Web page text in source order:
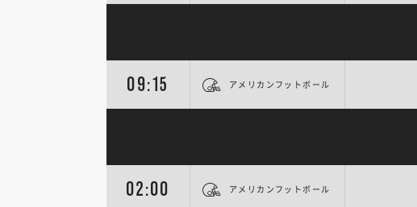
09:15 アメリカンフットボール
02:00 アメリカンフットボール